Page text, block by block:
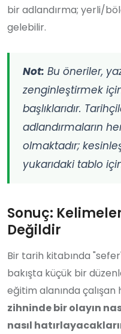
bir adlandırma; yerli/
gelebilir.
Not: Bu öneriler,
zenginleştirmek
başlıklarıdır.
adlandırmaların
olmaktadır;
yukarıdaki tablo
Sonuç:
Değildir
Bir tarih kitabında
bakışta küçük bir
eğitim alanında çalışan
zihninde bir olayın
nasıl